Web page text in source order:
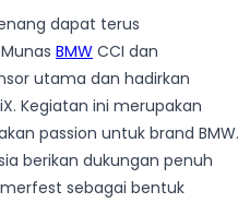
dapat terus
BMW CCI dan
utama dan hadirkan
Kegiatan ini merupakan
passion untuk brand BMW.
berikan dukungan penuh
sebagai bentuk